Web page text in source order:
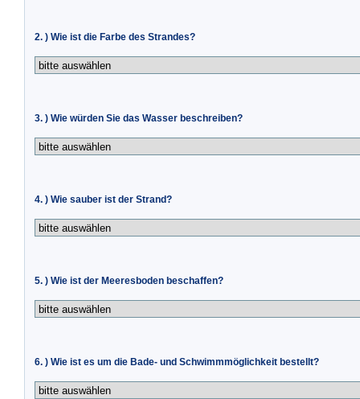
2. ) Wie ist die Farbe des Strandes?
3. ) Wie würden Sie das Wasser beschreiben?
4. ) Wie sauber ist der Strand?
5. ) Wie ist der Meeresboden beschaffen?
6. ) Wie ist es um die Bade- und Schwimmmöglichkeit bestellt?